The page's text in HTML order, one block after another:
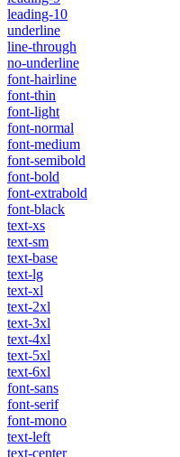
leading-10
underline
line-through
no-underline
font-hairline
font-thin
font-light
font-normal
font-medium
font-semibold
font-bold
font-extrabold
font-black
text-xs
text-sm
text-base
text-lg
text-xl
text-2xl
text-3xl
text-4xl
text-5xl
text-6xl
font-sans
font-serif
font-mono
text-left
text-center